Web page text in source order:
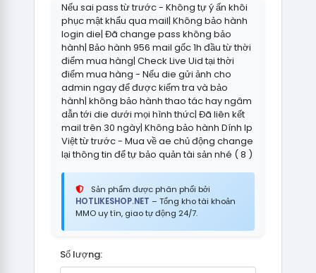
Nếu sai pass từ trước - Không tự ý ấn khôi
phục mật khẩu qua mail| Không bảo hành
login die| Đã change pass không bảo
hành| Bảo hành 956 mail gốc 1h đầu từ thời
điểm mua hàng| Check Live Uid tại thời
điểm mua hàng - Nếu die gửi ảnh cho
admin ngay để được kiểm tra và bảo
hành| không bảo hành thao tác hay ngâm
dẫn tới die dưới mọi hình thức| Đã liên kết
mail trên 30 ngày| Không bảo hành Dính Ip
Việt từ trước - Mua về ae chủ động change
lại thông tin để tự bảo quản tài sản nhé ( 8 )
Sản phẩm được phân phối bởi
HOTLIKESHOP.NET – Tổng kho tài khoản
MMO uy tín, giao tự động 24/7.
Số lượng: